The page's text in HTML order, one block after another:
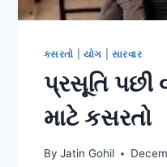
કસરતો યોગ સારવાર
પ્રસૂતિ પછી
માટે કસરતો
By Jatin Gohil